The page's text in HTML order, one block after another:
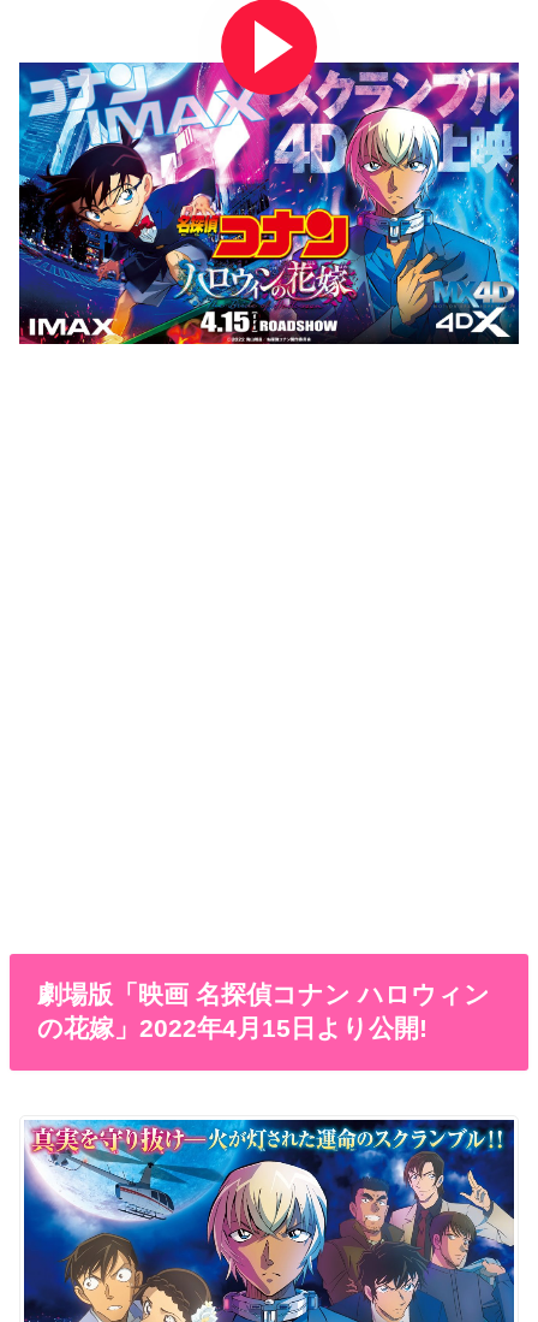
劇場版「映画 名探偵コナン ハロウィン
の花嫁」2022年4月15日より公開!